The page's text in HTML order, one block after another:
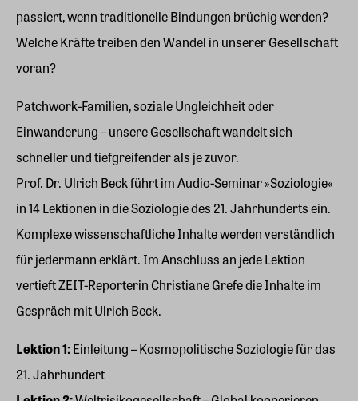
passiert, wenn traditionelle Bindungen brüchig werden?
Welche Kräfte treiben den Wandel in unserer Gesellschaft
voran?
Patchwork-Familien, soziale Ungleichheit oder
Einwanderung – unsere Gesellschaft wandelt sich
schneller und tiefgreifender als je zuvor.
Prof. Dr. Ulrich Beck führt im Audio-Seminar »Soziologie«
in 14 Lektionen in die Soziologie des 21. Jahrhunderts ein.
Komplexe wissenschaftliche Inhalte werden verständlich
für jedermann erklärt. Im Anschluss an jede Lektion
vertieft ZEIT-Reporterin Christiane Grefe die Inhalte im
Gespräch mit Ulrich Beck.
Lektion 1:Einleitung – Kosmopolitische Soziologie für das
21. Jahrhundert